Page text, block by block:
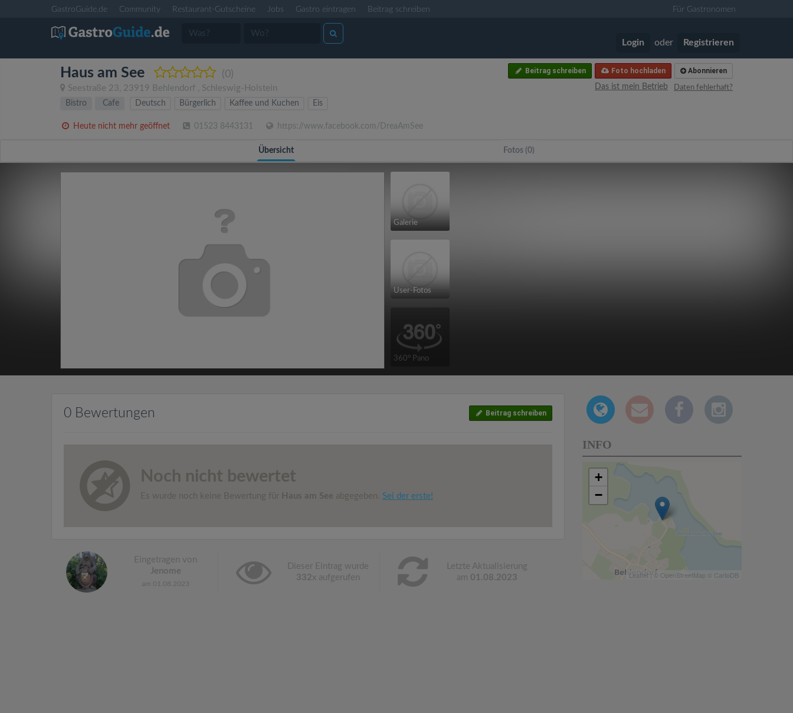
GastroGuide.de Community Restaurant-Gutscheine Jobs Gastro eintragen Beitrag schreiben Für Gastronomen
Login oder Registrieren
Haus am See (0)
Seestraße 23, 23919 Behlendorf , Schleswig-Holstein
Abonnieren
Foto hochladen
Beitrag schreiben
Daten fehlerhaft?
Das ist mein Betrieb
Bistro
Cafe Deutsch Bürgerlich Kaffee und Kuchen Eis
Heute nicht mehr geöffnet 01523 8443131 https://www.facebook.com/DreaAmSee
Übersicht Fotos (0)
Galerie
User-Fotos
360° Pano
0 Bewertungen Beitrag schreiben
Noch nicht bewertet
Es wurde noch keine Bewertung für Haus am See abgegeben. Sei der erste!
Eingetragen von
Jenome
am 01.08.2023
Dieser Eintrag wurde
332x aufgerufen
Letzte Aktualisierung
am 01.08.2023
INFO
+
−
Leaflet | © OpenStreetMap CartoDB